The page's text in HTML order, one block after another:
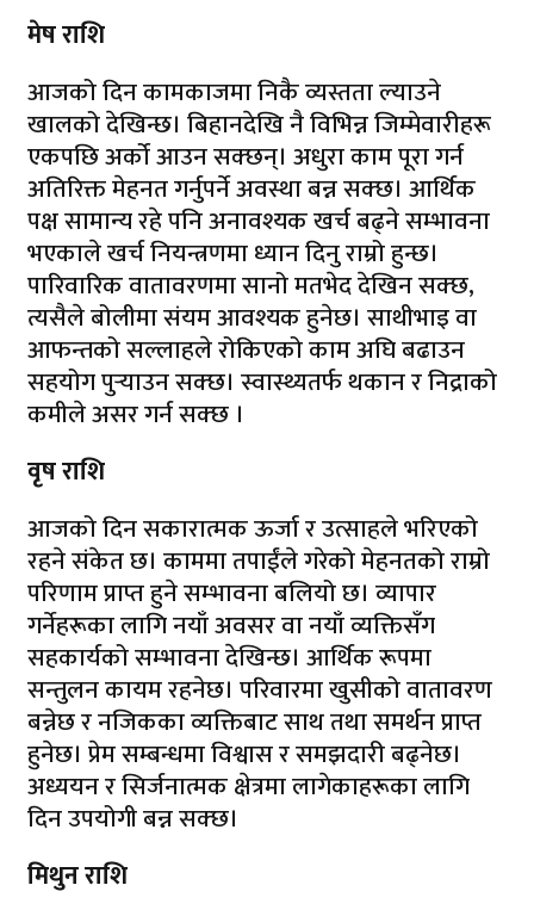
मेष राशि
आजको दिन कामकाजमा निकै व्यस्तता ल्याउने
खालको देखिन्छ। बिहानदेखि नै विभिन्न जिम्मेवारीहरू
एकपछि अर्को आउन सक्छन्। अधुरा काम पूरा गर्न
अतिरिक्त मेहनत गर्नुपर्ने अवस्था बन्न सक्छ। आर्थिक
पक्ष सामान्य रहे पनि अनावश्यक खर्च बढ्ने सम्भावना
भएकाले खर्च नियन्त्रणमा ध्यान दिनु राम्रो हुन्छ।
पारिवारिक वातावरणमा सानो मतभेद देखिन सक्छ,
त्यसैले बोलीमा संयम आवश्यक हुनेछ। साथीभाइ वा
आफन्तको सल्लाहले रोकिएको काम अघि बढाउन
सहयोग पुर्‍याउन सक्छ। स्वास्थ्यतर्फ थकान र निद्राको
कमीले असर गर्न सक्छ ।
वृष राशि
आजको दिन सकारात्मक ऊर्जा र उत्साहले भरिएको
रहने संकेत छ। काममा तपाईंले गरेको मेहनतको राम्रो
परिणाम प्राप्त हुने सम्भावना बलियो छ। व्यापार
गर्नेहरूका लागि नयाँ अवसर वा नयाँ व्यक्तिसँग
सहकार्यको सम्भावना देखिन्छ। आर्थिक रूपमा
सन्तुलन कायम रहनेछ। परिवारमा खुसीको वातावरण
बन्नेछ र नजिकका व्यक्तिबाट साथ तथा समर्थन प्राप्त
हुनेछ। प्रेम सम्बन्धमा विश्वास र समझदारी बढ्नेछ।
अध्ययन र सिर्जनात्मक क्षेत्रमा लागेकाहरूका लागि
दिन उपयोगी बन्न सक्छ।
मिथुन राशि